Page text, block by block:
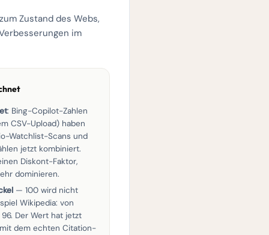
Zustand des Webs,
im
: Bing-Copilot-Zahlen
CSV-Upload) haben
Watchlist-Scans und
jetzt kombiniert.
Diskont-Faktor,
dominieren.
— 100 wird nicht
Wikipedia: von
Der Wert hat jetzt
dem echten Citation-